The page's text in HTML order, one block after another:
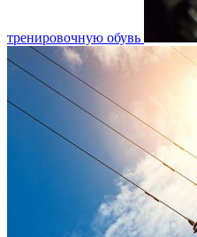
тренировочную обувь